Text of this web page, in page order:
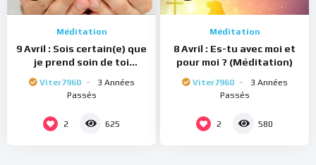
Méditation
9 Avril : Sois certain(e) que
je prend soin de toi
Viter7960
3 Années
Passés
2 625
Méditation
8 Avril : Es-tu avec moi et
pour moi ? (Méditation)
Viter7960
3 Années
Passés
2 580